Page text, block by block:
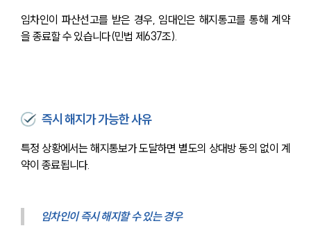
임차인이 파산선고를 받은 경우, 임대인은 해지통고를 통해 계약
을 종료할 수 있습니다(민법 제637조).
즉시 해지가 가능한 사유
특정 상황에서는 해지통보가 도달하면 별도의 상대방 동의 없이 계
약이 종료됩니다.
임차인이 즉시 해지할 수 있는 경우